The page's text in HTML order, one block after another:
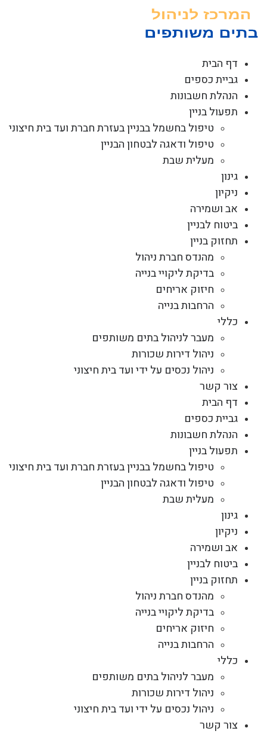
דף הבית
גביית כספים
הנהלת חשבונות
תפעול בניין
טיפול בחשמל בבניין בעזרת חברת ועד בית חיצוני
טיפול ודאגה לבטחון הבניין
מעלית שבת
גינון
ניקיון
אב ושמירה
ביטוח לבניין
תחזוק בניין
מהנדס חברת ניהול
בדיקת ליקויי בנייה
חיזוק אריחים
הרחבות בנייה
כללי
מעבר לניהול בתים משותפים
ניהול דירות שכורות
ניהול נכסים על ידי ועד בית חיצוני
צור קשר
דף הבית
גביית כספים
הנהלת חשבונות
תפעול בניין
טיפול בחשמל בבניין בעזרת חברת ועד בית חיצוני
טיפול ודאגה לבטחון הבניין
מעלית שבת
גינון
ניקיון
אב ושמירה
ביטוח לבניין
תחזוק בניין
מהנדס חברת ניהול
בדיקת ליקויי בנייה
חיזוק אריחים
הרחבות בנייה
כללי
מעבר לניהול בתים משותפים
ניהול דירות שכורות
ניהול נכסים על ידי ועד בית חיצוני
צור קשר